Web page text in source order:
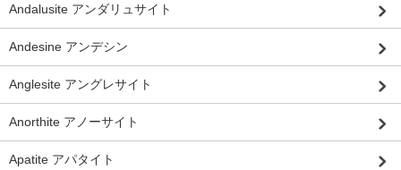
Andalusite アンダリュサイト
Andesine アンデシン
Anglesite アングレサイト
Anorthite アノーサイト
Apatite アパタイト